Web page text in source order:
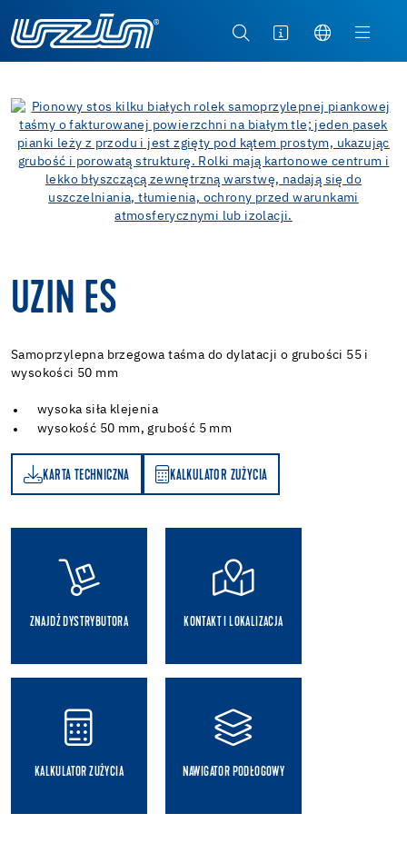
UZIN ES
Samoprzylepna brzegowa taśma do dylatacji o grubości 55 i
wysokości 50 mm
wysoka siła klejenia
wysokość 50 mm, grubość 5 mm
KARTA TECHNICZNA KALKULATOR ZUŻYCIA
KALKULATOR ZUŻYCIA
ZNAJDŹ DYSTRYBUTORA KONTAKT I LOKALIZACJA
KALKULATOR ZUŻYCIA NAWIGATOR PODŁOGOWY